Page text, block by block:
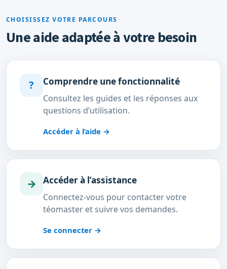
CHOISISSEZ VOTRE PARCOURS
Une aide adaptée à votre besoin
? Comprendre une fonctionnalité
Consultez les guides et les réponses aux
questions d’utilisation.
Accéder à l’aide →
→ Accéder à l’assistance
Connectez-vous pour contacter votre
téomaster et suivre vos demandes.
Se connecter →